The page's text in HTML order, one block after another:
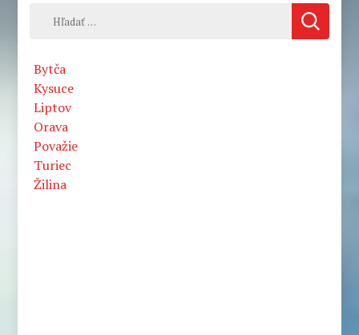
Hľadať:
Bytča
Kysuce
Liptov
Orava
Považie
Turiec
Žilina